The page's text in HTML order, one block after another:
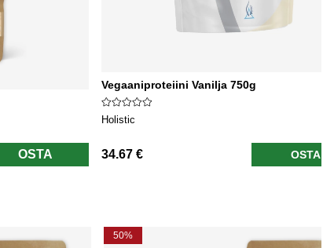
OSTA
Vegaaniproteiini Vanilja 750g
Holistic
34.67 € OSTA
50%